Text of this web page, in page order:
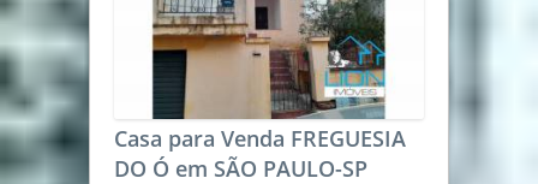
Casa para Venda FREGUESIA
DO Ó em SÃO PAULO-SP